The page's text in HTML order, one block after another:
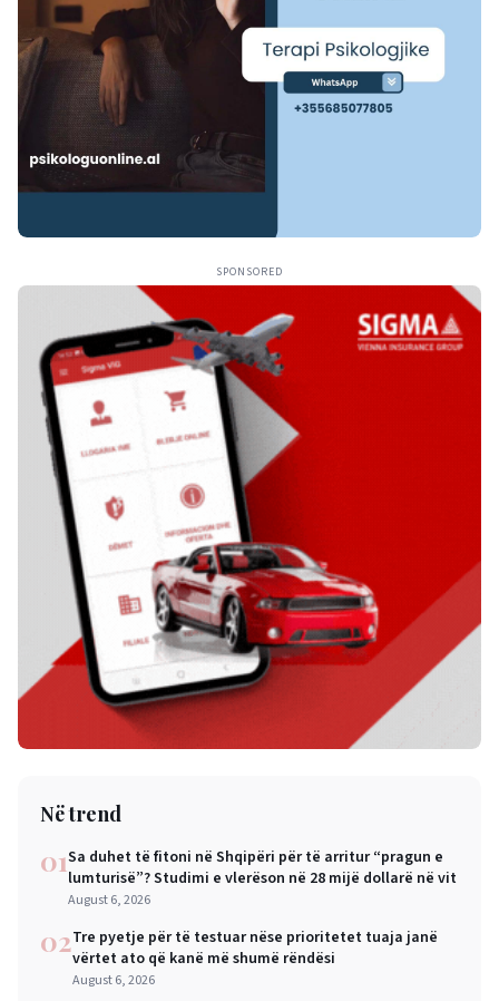
SPONSORED
Në trend
01Sa duhet të fitoni në Shqipëri për të arritur “pragun e
lumturisë”? Studimi e vlerëson në 28 mijë dollarë në vit
August 6, 2026
02Tre pyetje për të testuar nëse prioritetet tuaja janë
vërtet ato që kanë më shumë rëndësi
August 6, 2026